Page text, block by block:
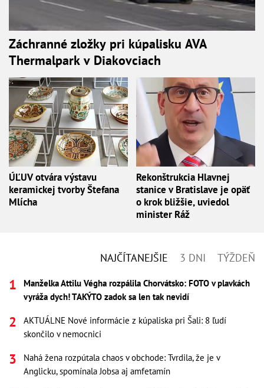
Záchranné zložky pri kúpalisku AVA
Thermalpark v Diakovciach
ÚĽUV otvára výstavu
keramickej tvorby Štefana
Mlícha
Rekonštrukcia Hlavnej
stanice v Bratislave je opäť
o krok bližšie, uviedol
minister Ráž
NAJČÍTANEJŠIE 3 DNI TÝŽDEŇ
Manželka Attilu Végha rozpálila Chorvátsko: FOTO v plavkách
vyráža dych! TAKÝTO zadok sa len tak nevidí
AKTUÁLNE Nové informácie z kúpaliska pri Šali: 8 ľudí
skončilo v nemocnici
Nahá žena rozpútala chaos v obchode: Tvrdila, že je v
Anglicku, spomínala Jobsa aj amfetamín